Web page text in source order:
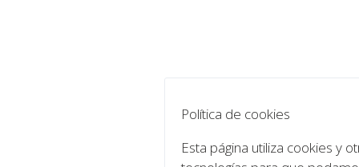
Política de cookies
Esta página utiliza cookies y